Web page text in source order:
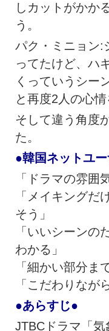
しカットがかか
う。
パク・ミニョン:
ってたけど、ハ
くっていうシー
と再度2人の心情
そして違う角度
た。
●韓国ネットユ
「ドラマの雰囲
「メイキングだ
そう」
「いいシーンの
わかる」
「細かい部分ま
「こだわりなが
●あらすじ●
JTBCドラマ「